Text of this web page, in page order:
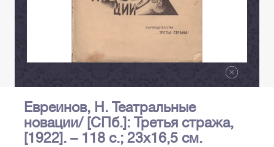
Евреинов, Н. Театральные
новации/ [СПб.]: Третья стража,
[1922]. – 118 с.; 23х16,5 см.